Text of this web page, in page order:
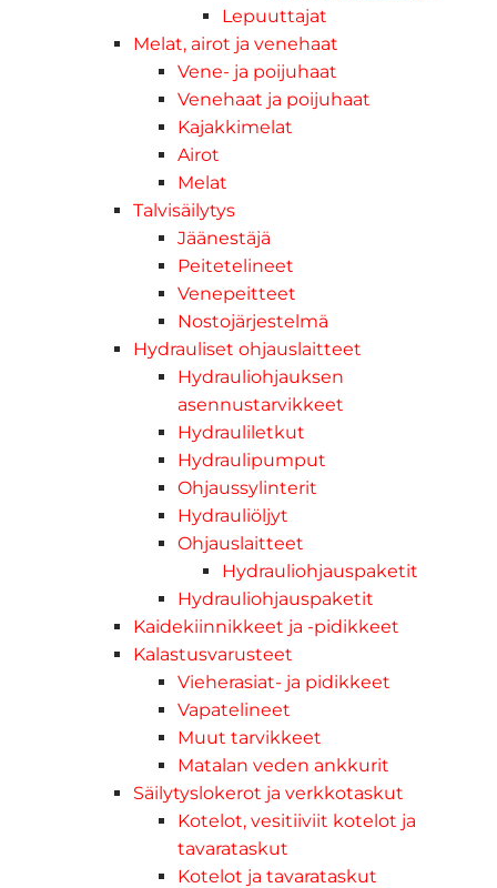
Lepuuttajat
Melat, airot ja venehaat
Vene- ja poijuhaat
Venehaat ja poijuhaat
Kajakkimelat
Airot
Melat
Talvisäilytys
Jäänestäjä
Peitetelineet
Venepeitteet
Nostojärjestelmä
Hydrauliset ohjauslaitteet
Hydrauliohjauksen
asennustarvikkeet
Hydrauliletkut
Hydraulipumput
Ohjaussylinterit
Hydrauliöljyt
Ohjauslaitteet
Hydrauliohjauspaketit
Hydrauliohjauspaketit
Kaidekiinnikkeet ja -pidikkeet
Kalastusvarusteet
Vieherasiat- ja pidikkeet
Vapatelineet
Muut tarvikkeet
Matalan veden ankkurit
Säilytyslokerot ja verkkotaskut
Kotelot, vesitiiviit kotelot ja
tavarataskut
Kotelot ja tavarataskut